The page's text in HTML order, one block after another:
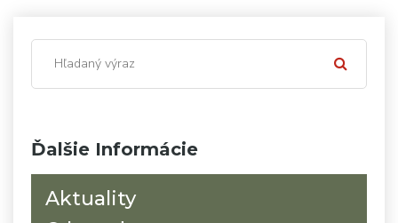
Ďalšie Informácie
Aktuality